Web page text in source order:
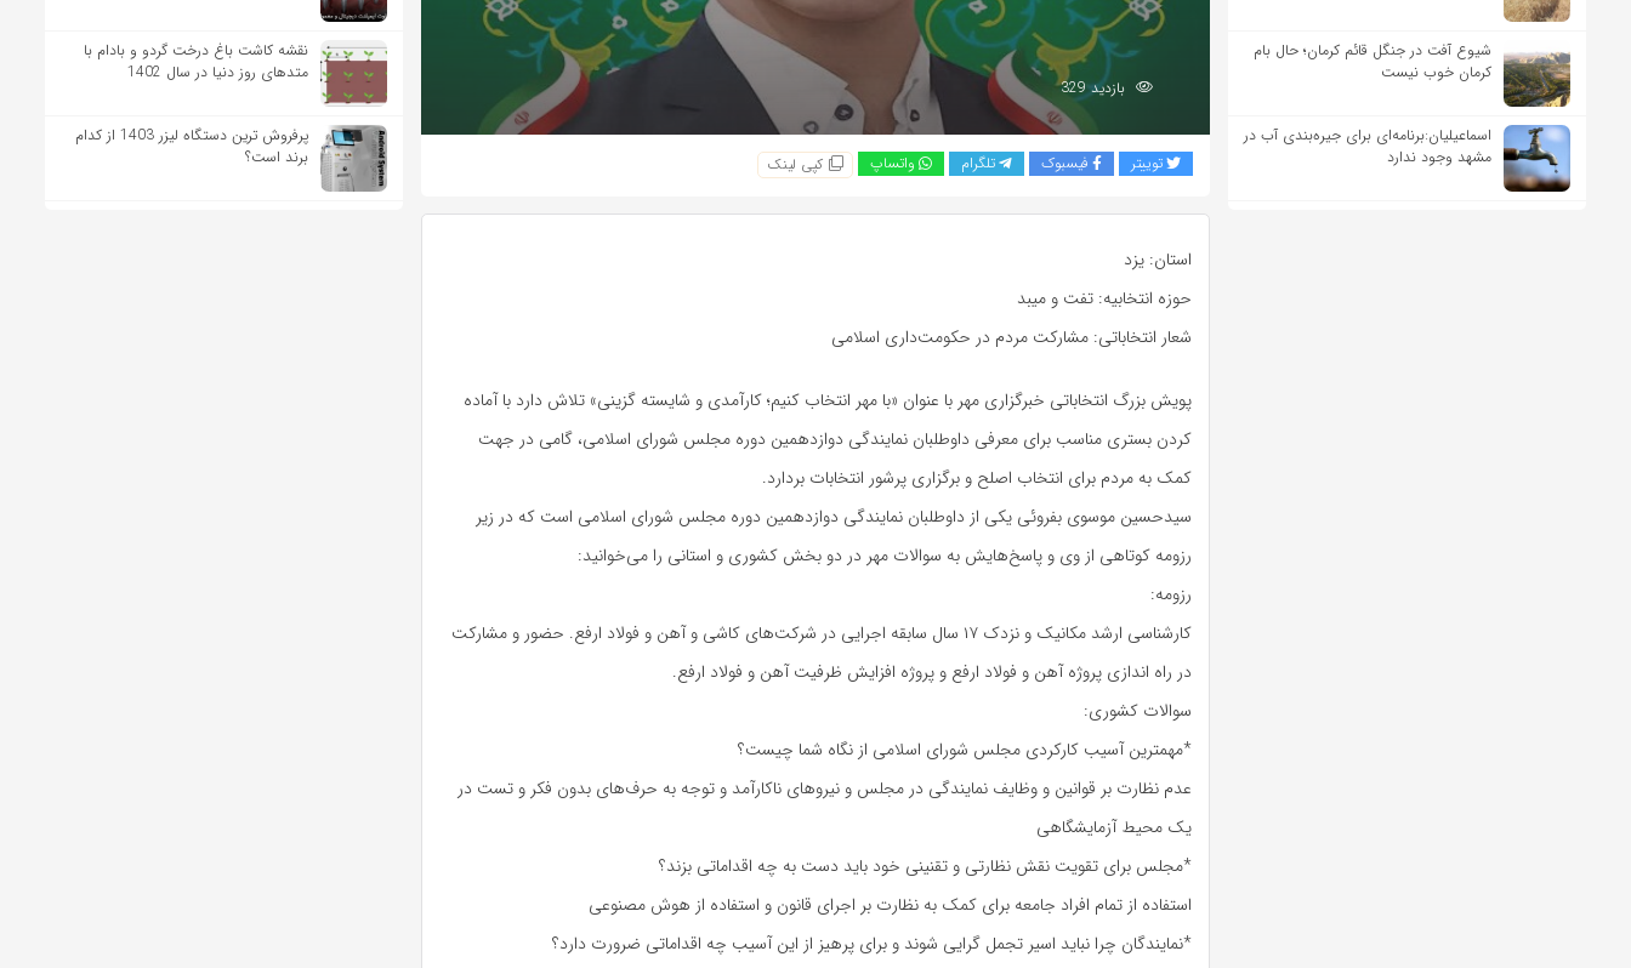
شیوع آفت در جنگل قائم کرمان؛ حال بام
کرمان خوب نیست
اسماعیلیان:برنامه‌ای برای جیره‌بندی آب در
مشهد وجود ندارد
بازدید 329
توییتر فیسبوک تلگرام واتساپ کپی لینک
استان: یزد
حوزه انتخابیه: تفت و میبد
شعار انتخاباتی: مشارکت مردم در حکومت‌داری اسلامی
پویش بزرگ انتخاباتی خبرگزاری مهر با عنوان «با مهر انتخاب کنیم؛ کارآمدی و شایسته گزینی» تلاش دارد با آماده
کردن بستری مناسب برای معرفی داوطلبان نمایندگی دوازدهمین دوره مجلس شورای اسلامی، گامی در جهت
کمک به مردم برای انتخاب اصلح و برگزاری پرشور انتخابات بردارد.
سیدحسین موسوی بفروئی یکی از داوطلبان نمایندگی دوازدهمین دوره مجلس شورای اسلامی است که در زیر
رزومه کوتاهی از وی و پاسخ‎‌هایش به سوالات مهر در دو بخش کشوری و استانی را می‌خوانید:
رزومه:
کارشناسی ارشد مکانیک و نزدک ۱۷ سال سابقه اجرایی در شرکت‌های کاشی و آهن و فولاد ارفع. حضور و مشارکت
در راه اندازی پروژه آهن و فولاد ارفع و پروژه افزایش ظرفیت آهن و فولاد ارفع.
سوالات کشوری:
*مهمترین آسیب کارکردی مجلس شورای اسلامی از نگاه شما چیست؟
عدم نظارت بر قوانین و وظایف نمایندگی در مجلس و نیروهای ناکارآمد و توجه به حرف‌های بدون فکر و تست در
یک محیط آزمایشگاهی
*مجلس برای تقویت نقش نظارتی و تقنینی خود باید دست به چه اقداماتی بزند؟
استفاده از تمام افراد جامعه برای کمک به نظارت بر اجرای قانون و استفاده از هوش مصنوعی
*نمایندگان چرا نباید اسیر تجمل گرایی شوند و برای پرهیز از این آسیب چه اقداماتی ضرورت دارد؟
نقشه کاشت باغ درخت گردو و بادام با
متدهای روز دنیا در سال 1402
پرفروش ترین دستگاه لیزر 1403 از کدام
برند است؟